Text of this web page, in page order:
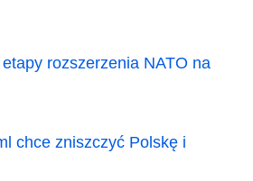
rozszerzenia NATO na
chce zniszczyć Polskę i